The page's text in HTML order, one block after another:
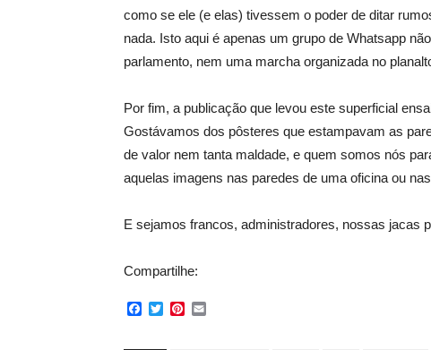
como se ele (e elas) tivessem o poder de ditar
nada. Isto aqui é apenas um grupo de Whatsapp
parlamento, nem uma marcha organizada no
Por fim, a publicação que levou este superficial
Gostávamos dos pôsteres que estampavam as
de valor nem tanta maldade, e quem somos nós
aquelas imagens nas paredes de uma oficina ou
E sejamos francos, administradores, nossas jacas
Compartilhe:
Facebook
TwitterPinterest